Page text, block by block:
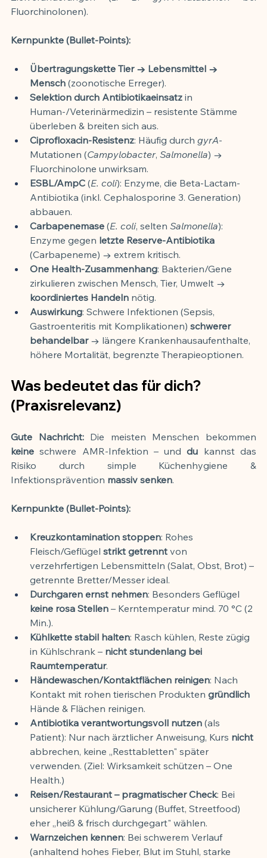
Fluorchinolonen).
Kernpunkte (Bullet-Points):
Übertragungskette Tier → Lebensmittel →
Mensch (zoonotische Erreger).
Selektion durch Antibiotikaeinsatz in
Human-/Veterinärmedizin – resistente Stämme
überleben & breiten sich aus.
Ciprofloxacin-Resistenz: Häufig durch gyrA-
Mutationen (Campylobacter, Salmonella) →
Fluorchinolone unwirksam.
ESBL/AmpC (E. coli): Enzyme, die Beta-Lactam-
Antibiotika (inkl. Cephalosporine 3. Generation)
abbauen.
Carbapenemase (E. coli, selten Salmonella):
Enzyme gegen letzte Reserve-Antibiotika
(Carbapeneme) → extrem kritisch.
One Health-Zusammenhang: Bakterien/Gene
zirkulieren zwischen Mensch, Tier, Umwelt →
koordiniertes Handeln nötig.
Auswirkung: Schwere Infektionen (Sepsis,
Gastroenteritis mit Komplikationen) schwerer
behandelbar → längere Krankenhausaufenthalte,
höhere Mortalität, begrenzte Therapieoptionen.
Was bedeutet das für dich?
(Praxisrelevanz)
Gute Nachricht:
keine schwere AMR-Infektion – und du kannst das
Risiko durch simple Küchenhygiene &
Infektionsprävention massiv senken.
Kernpunkte (Bullet-Points):
Kreuzkontamination stoppen: Rohes
Fleisch/Geflügel strikt getrennt von
verzehrfertigen Lebensmitteln (Salat, Obst, Brot) –
getrennte Bretter/Messer ideal.
Durchgaren ernst nehmen: Besonders Geflügel
keine rosa Stellen – Kerntemperatur mind. 70 °C (2
Min.).
Kühlkette stabil halten: Rasch kühlen, Reste zügig
in Kühlschrank – nicht stundenlang bei
Raumtemperatur.
Händewaschen/Kontaktflächen reinigen: Nach
Kontakt mit rohen tierischen Produkten gründlich
Hände & Flächen reinigen.
Antibiotika verantwortungsvoll nutzen (als
Patient): Nur nach ärztlicher Anweisung, Kurs nicht
abbrechen, keine „Resttabletten" später
verwenden. (Ziel: Wirksamkeit schützen – One
Health.)
Reisen/Restaurant – pragmatischer Check: Bei
unsicherer Kühlung/Garung (Buffet, Streetfood)
eher „heiß & frisch durchgegart" wählen.
Warnzeichen kennen: Bei schwerem Verlauf
(anhaltend hohes Fieber, Blut im Stuhl, starke